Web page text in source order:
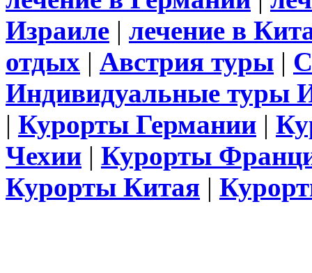
Израиле | лечение в
отдых | Австрия туры |
Индивидуальные туры
| Курорты Германии |
Чехии | Курорты
Курорты Китая |